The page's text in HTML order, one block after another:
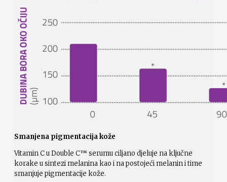
Smanjena pigmentacija kože
Vitamin C u Double C™ serumu ciljano djeluje na ključne
korake u sintezi melanina kao i na postojeći melanin i time
smanjuje pigmentacije kože.